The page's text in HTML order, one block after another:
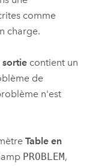
comme
charge.
sortie contient un
de
n'est
Table en
PROBLEM,